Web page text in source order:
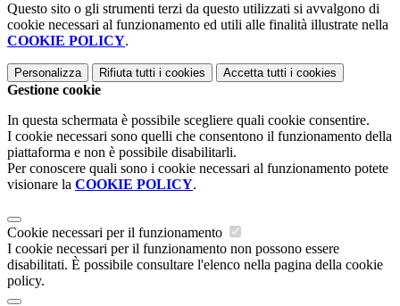
Questo sito o gli strumenti terzi da questo utilizzati si avvalgono di
cookie necessari al funzionamento ed utili alle finalità illustrate nella
COOKIE POLICY.
Personalizza Rifiuta tutti i cookies Accetta tutti i cookies
Gestione cookie
In questa schermata è possibile scegliere quali cookie consentire.
I cookie necessari sono quelli che consentono il funzionamento della
piattaforma e non è possibile disabilitarli.
Per conoscere quali sono i cookie necessari al funzionamento potete
visionare la COOKIE POLICY.
Cookie necessari per il funzionamento
I cookie necessari per il funzionamento non possono essere
disabilitati. È possibile consultare l'elenco nella pagina della cookie
policy.